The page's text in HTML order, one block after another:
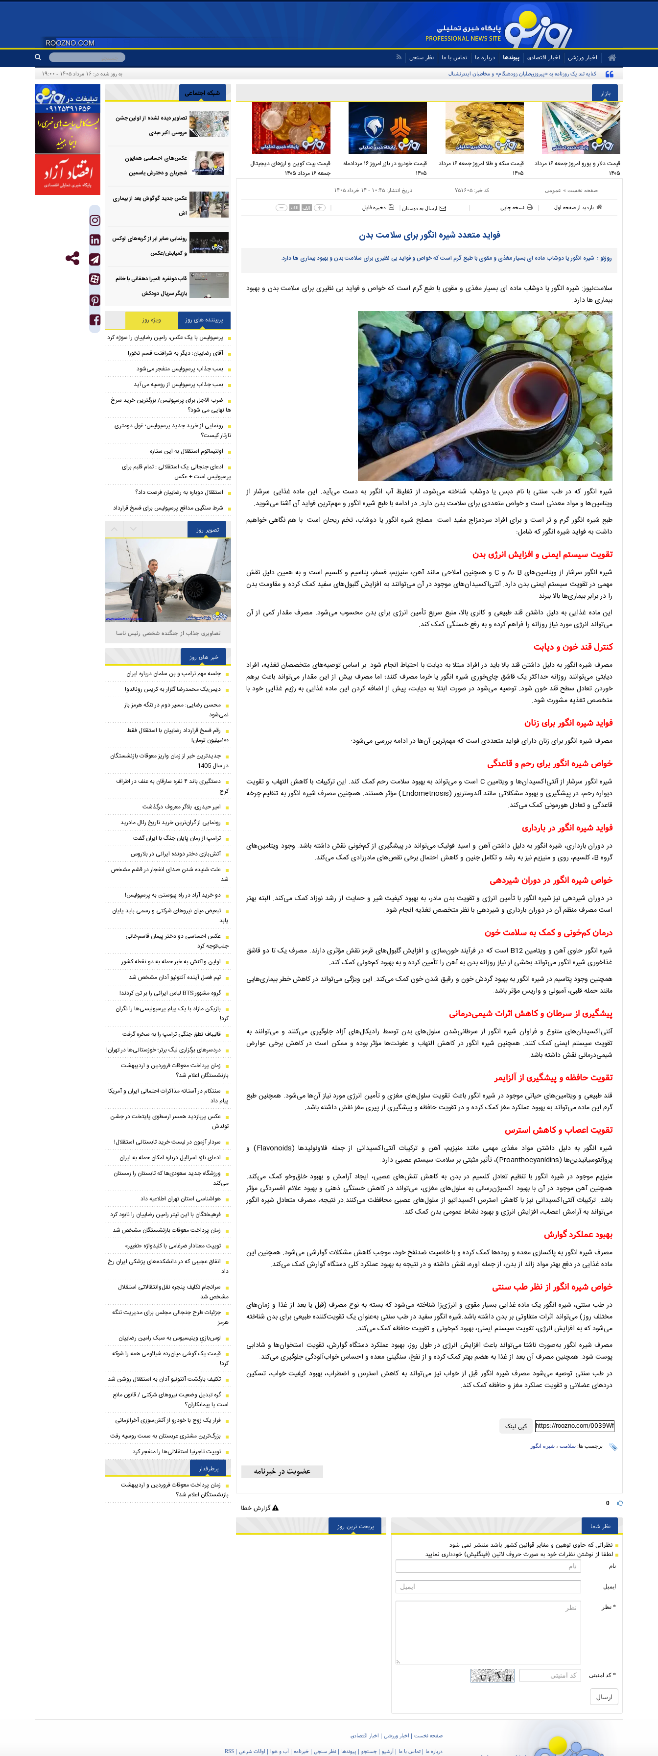
اخبار ورزشی اخبار اقتصادی پیوندها درباره ما تماس با ما نظر سنجی
کنایه تند یک روزنامه به «پیروزی‌طلبان زودهنگام» و مخاطبان اینترنشنال به روز شده در: ۱۶ مرداد ۱۴۰۵ - ۱۹:۰۰
بازار
قیمت دلار و یورو امروز جمعه ۱۶ مرداد
۱۴۰۵
قیمت سکه و طلا امروز جمعه ۱۶ مرداد
۱۴۰۵
قیمت خودرو در بازر امروز ۱۶ مردادماه
۱۴۰۵
قیمت بیت کوین و ارز‌های دیجیتال
جمعه ۱۶ مرداد ۱۴۰۵
صفحه نخست » عمومی کد خبر:۷۵۱۶۰۵ تاریخ انتشار: ۱۰:۴۵ - ۱۴ خرداد ۱۴۰۵
بازدید از صفحه اول نسخه چاپی ارسال به دوستان ذخیره فایل الف الف
فواید متعدد شیره انگور برای سلامت بدن
روزنو : شیره انگور یا دوشاب ماده ای بسیار مغذی و مقوی با طبع گرم است که خواص و فواید بی نظیری برای سلامت بدن و بهبود بیماری ها دارد.
سلامت‌نیوز: شیره انگور یا دوشاب ماده ای بسیار مغذی و مقوی با طبع گرم است که خواص و فواید بی نظیری برای سلامت بدن و بهبود
بیماری ها دارد.
شیره انگور که در طب سنتی با نام دبس یا دوشاب شناخته می‌شود، از تغلیظ آب انگور به دست می‌آید. این ماده غذایی سرشار از
ویتامین‌ها و مواد معدنی است و خواص متعددی برای سلامت بدن دارد. در ادامه با طبع شیره انگور و مهم‌ترین فواید آن آشنا می‌شوید.
طبع شیره انگور گرم و تر است و برای افراد سردمزاج مفید است. مصلح شیره انگور یا دوشاب، تخم ریحان است. با هم نگاهی خواهیم
داشت به فواید شیره انگور که شامل:
تقویت سیستم ایمنی و افزایش انرژی بدن
شیره انگور سرشار از ویتامین‌های A، B و C و همچنین املاحی مانند آهن، منیزیم، فسفر، پتاسیم و کلسیم است و به همین دلیل نقش
مهمی در تقویت سیستم ایمنی بدن دارد. آنتی‌اکسیدان‌های موجود در آن می‌توانند به افزایش گلبول‌های سفید کمک کرده و مقاومت بدن
را در برابر بیماری‌ها بالا ببرند.
این ماده غذایی به دلیل داشتن قند طبیعی و کالری بالا، منبع سریع تأمین انرژی برای بدن محسوب می‌شود. مصرف مقدار کمی از آن
می‌تواند انرژی مورد نیاز روزانه را فراهم کرده و به رفع خستگی کمک کند.
کنترل قند خون و دیابت
مصرف شیره انگور به دلیل داشتن قند بالا باید در افراد مبتلا به دیابت با احتیاط انجام شود. بر اساس توصیه‌های متخصصان تغذیه، افراد
دیابتی می‌توانند روزانه حداکثر یک قاشق چای‌خوری شیره انگور یا خرما مصرف کنند؛ اما مصرف بیش از این مقدار می‌تواند باعث برهم
خوردن تعادل سطح قند خون شود. توصیه می‌شود در صورت ابتلا به دیابت، پیش از اضافه کردن این ماده غذایی به رژیم غذایی خود با
متخصص تغذیه مشورت شود.
فواید شیره انگور برای زنان
مصرف شیره انگور برای زنان دارای فواید متعددی است که مهم‌ترین آن‌ها در ادامه بررسی می‌شود:
خواص شیره انگور برای رحم و قاعدگی
شیره انگور سرشار از آنتی‌اکسیدان‌ها و ویتامین C است و می‌تواند به بهبود سلامت رحم کمک کند. این ترکیبات با کاهش التهاب و تقویت
دیواره رحم، در پیشگیری و بهبود مشکلاتی مانند آندومتریوز (Endometriosis) مؤثر هستند. همچنین مصرف شیره انگور به تنظیم چرخه
قاعدگی و تعادل هورمونی کمک می‌کند.
فواید شیره انگور در بارداری
در دوران بارداری، شیره انگور به دلیل داشتن آهن و اسید فولیک می‌تواند در پیشگیری از کم‌خونی نقش داشته باشد. وجود ویتامین‌های
گروه B، کلسیم، روی و منیزیم نیز به رشد و تکامل جنین و کاهش احتمال برخی نقص‌های مادرزادی کمک می‌کند.
خواص شیره انگور در دوران شیردهی
در دوران شیردهی نیز شیره انگور با تأمین انرژی و تقویت بدن مادر، به بهبود کیفیت شیر و حمایت از رشد نوزاد کمک می‌کند. البته بهتر
است مصرف منظم آن در دوران بارداری و شیردهی با نظر متخصص تغذیه انجام شود.
درمان کم‌خونی و کمک به سلامت خون
شیره انگور حاوی آهن و ویتامین B12 است که در فرآیند خون‌سازی و افزایش گلبول‌های قرمز نقش مؤثری دارند. مصرف یک تا دو قاشق
غذاخوری شیره انگور می‌تواند بخشی از نیاز روزانه بدن به آهن را تأمین کرده و به بهبود کم‌خونی کمک کند.
همچنین وجود پتاسیم در شیره انگور به بهبود گردش خون و رقیق شدن خون کمک می‌کند. این ویژگی می‌تواند در کاهش خطر بیماری‌هایی
مانند حمله قلبی، آمبولی و واریس مؤثر باشد.
پیشگیری از سرطان و کاهش اثرات شیمی‌درمانی
آنتی‌اکسیدان‌های متنوع و فراوان شیره انگور از سرطانی‌شدن سلول‌های بدن توسط رادیکال‌های آزاد جلوگیری می‌کنند و می‌توانند به
تقویت سیستم ایمنی کمک کنند. همچنین شیره انگور در کاهش التهاب و عفونت‌ها مؤثر بوده و ممکن است در کاهش برخی عوارض
شیمی‌درمانی نقش داشته باشد.
تقویت حافظه و پیشگیری از آلزایمر
قند طبیعی و ویتامین‌های حیاتی موجود در شیره انگور باعث تقویت سلول‌های مغزی و تأمین انرژی مورد نیاز آن‌ها می‌شود. همچنین طبع
گرم این ماده می‌تواند به بهبود عملکرد مغز کمک کرده و در تقویت حافظه و پیشگیری از پیری مغز نقش داشته باشد.
تقویت اعصاب و کاهش استرس
شیره انگور به دلیل داشتن مواد مغذی مهمی مانند منیزیم، آهن و ترکیبات آنتی‌اکسیدانی از جمله فلاونوئیدها (Flavonoids) و
پروآنتوسیانیدین‌ها (Proanthocyanidins)، تأثیر مثبتی بر سلامت سیستم عصبی دارد.
منیزیم موجود در شیره انگور با تنظیم تعادل کلسیم در بدن به کاهش تنش‌های عصبی، ایجاد آرامش و بهبود خلق‌وخو کمک می‌کند.
همچنین آهن موجود در آن با بهبود اکسیژن‌رسانی به سلول‌های مغزی، می‌تواند در کاهش خستگی ذهنی و بهبود علائم افسردگی مؤثر
باشد. ترکیبات آنتی‌اکسیدانی نیز با کاهش استرس اکسیداتیو از سلول‌های عصبی محافظت می‌کنند.در نتیجه، مصرف متعادل شیره انگور
می‌تواند به آرامش اعصاب، افزایش انرژی و بهبود نشاط عمومی بدن کمک کند.
بهبود عملکرد گوارش
مصرف شیره انگور به پاکسازی معده و روده‌ها کمک کرده و با خاصیت ضدنفخ خود، موجب کاهش مشکلات گوارشی می‌شود. همچنین این
ماده غذایی در دفع بهتر مواد زائد از بدن، از جمله اوره، نقش داشته و در نتیجه به بهبود عملکرد کلی دستگاه گوارش کمک می‌کند.
خواص شیره انگور از نظر طب سنتی
در طب سنتی، شیره انگور یک ماده غذایی بسیار مقوی و انرژی‌زا شناخته می‌شود که بسته به نوع مصرف (قبل یا بعد از غذا و زمان‌های
مختلف روز) می‌تواند اثرات متفاوتی بر بدن داشته باشد.شیره انگور سفید در طب سنتی به‌عنوان یک تقویت‌کننده طبیعی برای بدن شناخته
می‌شود که به افزایش انرژی، تقویت سیستم ایمنی، بهبود کم‌خونی و تقویت حافظه کمک می‌کند.
مصرف شیره انگور به‌صورت ناشتا می‌تواند باعث افزایش انرژی در طول روز، بهبود عملکرد دستگاه گوارش، تقویت استخوان‌ها و شادابی
پوست شود. همچنین مصرف آن بعد از غذا به هضم بهتر کمک کرده و از نفخ، سنگینی معده و احساس خواب‌آلودگی جلوگیری می‌کند.
در طب سنتی توصیه می‌شود مصرف شیره انگور قبل از خواب نیز می‌تواند به کاهش استرس و اضطراب، بهبود کیفیت خواب، تسکین
دردهای عضلانی و تقویت عملکرد مغز و حافظه کمک کند.
کپی لینک https://roozno.com/0039Wf
برچسب ها: سلامت ، شیره انگور
0 گزارش خطا
نظر شما
نظراتی كه حاوی توهین و مغایر قوانین کشور باشد منتشر نمی شود
لطفا از نوشتن نظرات خود به صورت حروف لاتین (فینگلیش) خودداری نمایید
نام
ایمیل
* نظر
* کد امنیتی
پربحث ترین روز
شبکه اجتماعی
تصاویر دیده نشده از اولین جشن
عروسی اکبر عبدی
عکس‌های احساسی همایون
شجریان و دخترش یاسمین
عکس جدید گوگوش بعد از بیماری
اش
رونمایی صابر ابر از گربه‌های لوکس
و کمیابش/عکس
قاب دونفره المیرا دهقانی با خانم
بازیگر سریال دودکش
پربیننده های روز
ویژه روز
پرسپولیس با یک عکس، رامین رضاییان را سوژه کرد
آقای رضاییان؛ دیگر به شرافتت قسم نخور!
بمب جذاب پرسپولیس منفجر می‌شود
بمب جذاب پرسپولیس از روسیه می‌آید
ضرب الاجل برای پرسپولیس/ بزرگترین خرید سرخ
ها نهایی می شود؟
رونمایی از خرید جدید پرسپولیس؛ غول دومتری
تارتار کیست؟
اولتیماتوم استقلال به این ستاره
ادعای جنجالی یک استقلالی : تمام قلبم برای
پرسپولیس است + عکس
استقلال دوباره به رضاییان فرصت داد؟
شرط سنگین مدافع پرسپولیس برای فسخ قرارداد
تصویر روز
تصاویری از «الموت»؛ شکوهی که جهانی شد
خبر های روز
جلسه مهم ترامپ و بن سلمان درباره ایران
دیس‌بک محمدرضا گلزار به کریس رونالدو!
محسن رضایی: مسیر دوم در تنگه هرمز باز
نمی‌شود
رقم فسخ قرارداد رضاییان با استقلال فقط
۱۰۰میلیون تومان!
جدیدترین خبر از زمان واریز معوقات بازنشستگان
در سال 1405
دستگیری باند ۴ نفره سارقان به عنف در اطراف
کرج
امیر حیدری، بلاگر معروف درگذشت
رونمایی از گران‌ترین خرید تاریخ رئال مادرید
ترامپ از زمان پایان جنگ با ایران گفت
آتش‌بازی دختر دونده ایرانی در بلاروس
علت شنیده شدن صدای انفجار در قشم مشخص
شد
دو خرید آزاد در راه پیوستن به پرسپولیس!
تبعیض میان نیروهای شرکتی و رسمی باید پایان
یابد
عکس احساسی دو دختر پیمان‌ قاسم‌خانی
جلب‌توجه کرد
اولین واکنش به خبر حمله به دو نقطه کشور
تیم فصل آینده آنتونیو آدان مشخص شد
گروه مشهور BTS لباس ایرانی را بر تن کردند!
بازیکن مازاد با یک پیام پرسپولیسی‌ها را نگران
کرد!
قالیباف نطق جنگی ترامپ را به سخره گرفت
دردسرهای برگزاری لیگ برتر؛ خوزستانی‌ها در تهران!
زمان پرداخت معوقات فروردین و اردیبهشت
بازنشستگان اعلام شد؟
سنتکام در آستانه مذاکرات احتمالی ایران و آمریکا
پیام داد
عکس پربازدید همسر ارسطوی پایتخت در جشن
تولدش
سردار آزمون در لیست خرید تابستانی استقلال!
ادعای تازه اسرائیل درباره امکان حمله به ایران
ورزشگاه جدید سعودی‌ها که تابستان را زمستان
می‌کند
هواشناسی استان تهران اطلاعیه داد
فرهیختگان با این تیتر رامین رضاییان را نابود کرد
زمان پرداخت معوقات بازنشستگان مشخص شد
توییت معنادار ضرغامی با کلیدواژه «تغییر»
اتفاق عجیبی که در دانشکده‌های پزشکی ایران رخ
داد
سرانجام تکلیف پنجره نقل‌وانتقالاتی استقلال
مشخص شد
جزئیات طرح جنجالی مجلس برای مدیریت تنگه
هرمز
لوس‌بازیِ وینیسیوس به سبک رامین رضاییان
قیمت یک گوشی میان‌رده شیائومی همه را شوکه
کرد!
تکلیف بازگشت آنتونیو آدان به استقلال روشن شد
گره تبدیل وضعیت نیروهای شرکتی / قانون مانع
است یا پیمانکاران؟
فرار یک زوج با خودرو از آتش‌سوزی آخرالزمانی
بزرگ‌ترین مشتری عربستان به سمت روسیه رفت
توییت تاجرنیا استقلالی‌ها را منفجر کرد
پرطرفدار
زمان پرداخت معوقات فروردین و اردیبهشت
بازنشستگان اعلام شد؟
صفحه نخست اخبار ورزشی
اخبار اقتصادی
درباره ما
تماس با ما آرشیو جستجو پیوندها نظر سنجی خبرنامه آب و هوا اوقات شرعی RSS